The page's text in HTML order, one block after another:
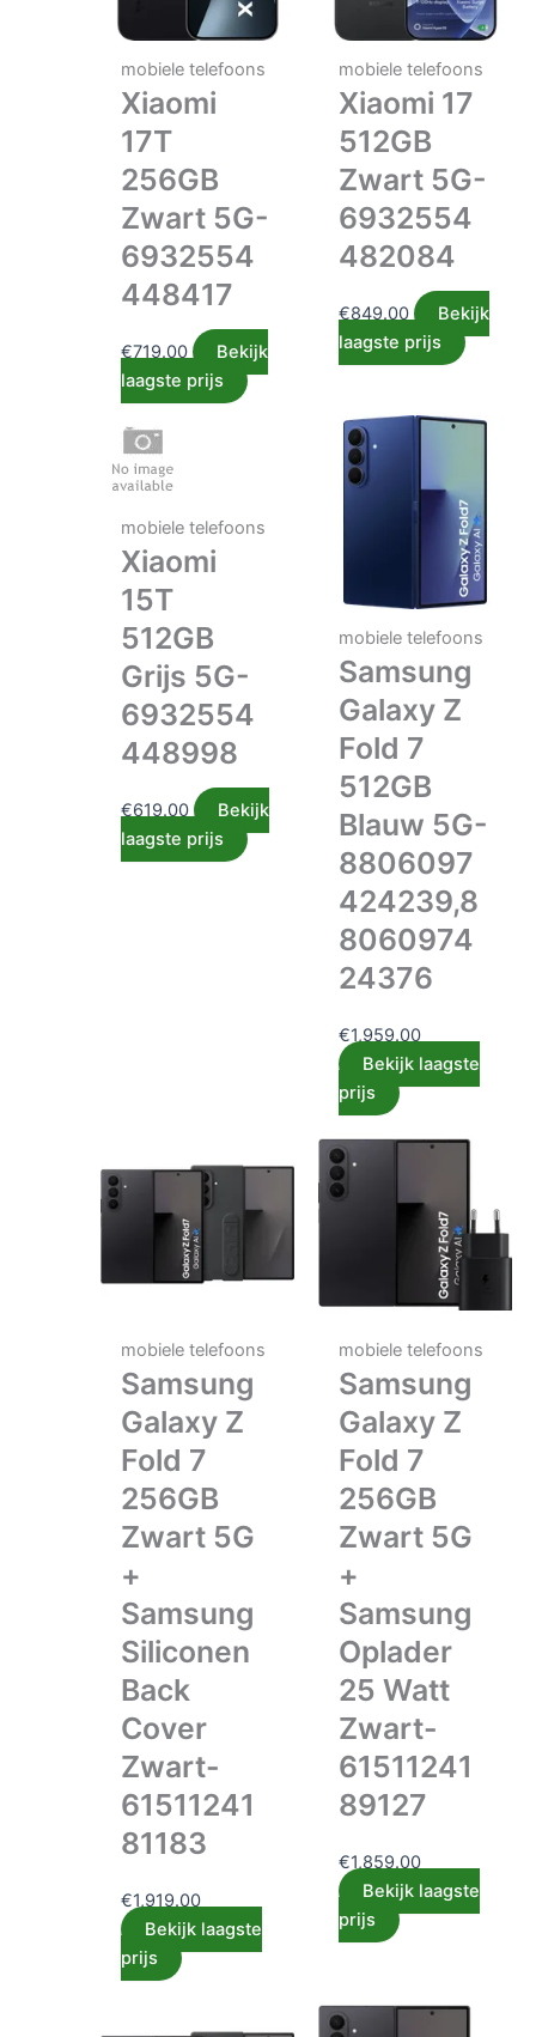
mobiele telefoons
Xiaomi
17T
256GB
Zwart 5G-
6932554
448417
€719.00
Bekijk
laagste prijs
mobiele telefoons
Xiaomi 17
512GB
Zwart 5G-
6932554
482084
€849.00
Bekijk
laagste prijs
mobiele telefoons
Xiaomi
15T
512GB
Grijs 5G-
6932554
448998
€619.00
Bekijk
laagste prijs
mobiele telefoons
Samsung
Galaxy Z
Fold 7
512GB
Blauw 5G-
8806097
424239,8
8060974
24376
€1,959.00
Bekijk laagste
prijs
mobiele telefoons
Samsung
Galaxy Z
Fold 7
256GB
Zwart 5G
+
Samsung
Siliconen
Back
Cover
Zwart-
61511241
81183
€1,919.00
Bekijk laagste
prijs
mobiele telefoons
Samsung
Galaxy Z
Fold 7
256GB
Zwart 5G
+
Samsung
Oplader
25 Watt
Zwart-
61511241
89127
€1,859.00
Bekijk laagste
prijs